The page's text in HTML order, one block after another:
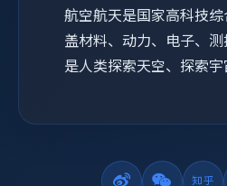
航空航天是国家高科技
盖材料、动力、电子、
是人类探索天空、探索宇